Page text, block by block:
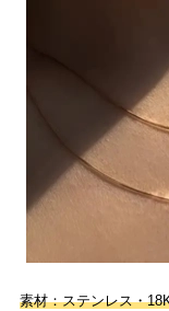
素材：ステンレス・